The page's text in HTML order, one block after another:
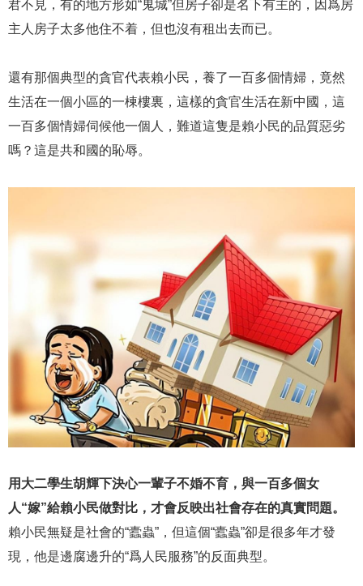
君不見，有的地方形如“鬼城”但房子卻是名下有主的，因爲房
主人房子太多他住不着，但也沒有租出去而已。
還有那個典型的貪官代表賴小民，養了一百多個情婦，竟然
生活在一個小區的一棟樓裏，這樣的貪官生活在新中國，這
一百多個情婦伺候他一個人，難道這隻是賴小民的品質惡劣
嗎？這是共和國的恥辱。
用大二學生胡輝下決心一輩子不婚不育，與一百多個女
人“嫁”給賴小民做對比，才會反映出社會存在的真實問題。
賴小民無疑是社會的“蠹蟲”，但這個“蠹蟲”卻是很多年才發
現，他是邊腐邊升的“爲人民服務”的反面典型。